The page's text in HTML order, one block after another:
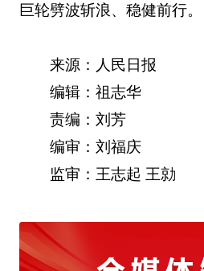
巨轮劈波斩浪、稳健前行。
来源：人民日报
编辑：祖志华
责编：刘芳
编审：刘福庆
监审：王志起 王勍